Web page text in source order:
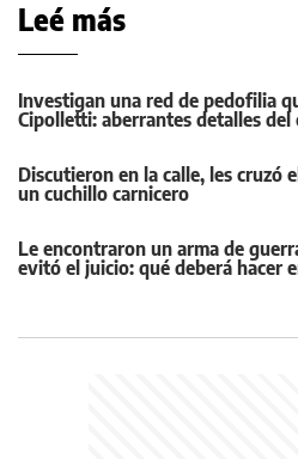
Leé más
Investigan una red de pedofilia
Cipolletti: aberrantes detalles del
Discutieron en la calle, les cruzó
un cuchillo carnicero
Le encontraron un arma de
evitó el juicio: qué deberá hacer